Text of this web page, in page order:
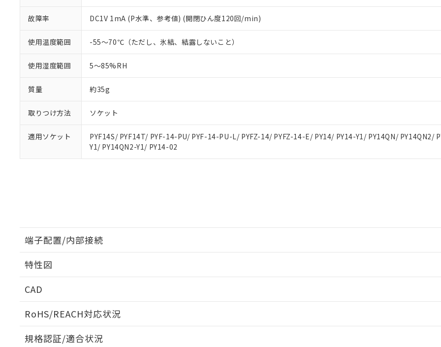
故障率 DC1V 1mA (P水準、参考値) (開閉ひん度120回/min)
使用温度範囲 -55～70℃（ただし、氷結、結露しないこと）
使用湿度範囲 5～85%RH
質量 約35g
取りつけ方法 ソケット
適用ソケット
PYF14S/ PYF14T/ PYF-14-PU/ PYF-14-PU-L/ PYFZ-14/ PYFZ-14-E/ PY14/ PY14-Y1/ PY14QN/ PY14QN2/
Y1/ PY14QN2-Y1/ PY14-02
端子配置/内部接続
特性図
CAD
RoHS/REACH対応状況
規格認証/適合状況